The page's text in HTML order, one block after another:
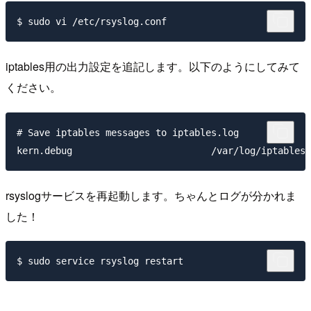
iptables用の出力設定を追記します。以下のようにしてみて
ください。
# Save iptables
rsyslogサービスを再起動します。ちゃんとログが分かれま
した！